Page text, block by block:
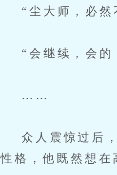
“尘大师，必然
“会继续，会的
……
众人震惊过后，
性格，他既然想在